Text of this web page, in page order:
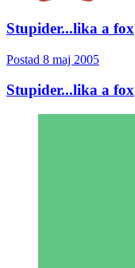
Stupider...lika a fox
Postad 8 maj 2005
Stupider...lika a fox